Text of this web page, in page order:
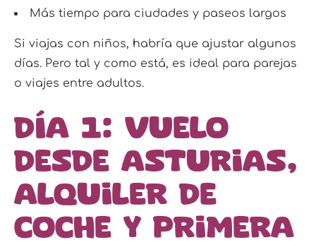
Más tiempo para ciudades y paseos largos
Si viajas con niños, habría que ajustar algunos
días. Pero tal y como está, es ideal para parejas
o viajes entre adultos.
Día 1: Vuelo
desde Asturias,
alquiler de
coche y primera